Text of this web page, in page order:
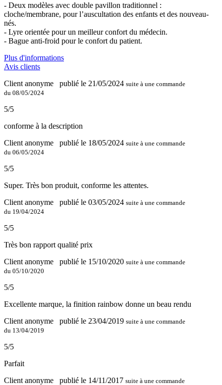
- Deux modèles avec double pavillon traditionnel :
cloche/membrane, pour l’auscultation des enfants et des nouveau-
nés.
- Lyre orientée pour un meilleur confort du médecin.
- Bague anti-froid pour le confort du patient.
Plus d'informations
Avis clients
Client anonyme
publié le 21/05/2024 suite à une commande
du 08/05/2024
5/5
conforme à la description
Client anonyme
publié le 18/05/2024 suite à une commande
du 06/05/2024
5/5
Super. Très bon produit, conforme les attentes.
Client anonyme
publié le 03/05/2024 suite à une commande
du 19/04/2024
5/5
Très bon rapport qualité prix
Client anonyme
publié le 15/10/2020 suite à une commande
du 05/10/2020
5/5
Excellente marque, la finition rainbow donne un beau rendu
Client anonyme
publié le 23/04/2019 suite à une commande
du 13/04/2019
5/5
Parfait
Client anonyme
publié le 14/11/2017 suite à une commande